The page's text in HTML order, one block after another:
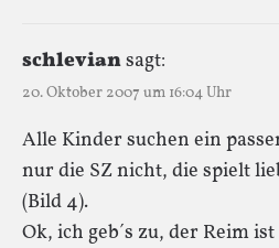
schleviansagt:
20. Oktober 2007 um 16:04 Uhr
Alle Kinder suchen ein
nur die SZ nicht, die spielt
(Bild 4).
Ok, ich geb´s zu, der Reim